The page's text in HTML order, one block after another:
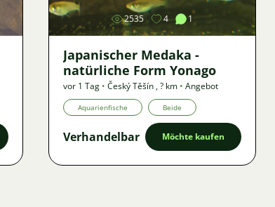
2535 4 1
Japanischer Medaka -
natürliche Form Yonago
vor 1 Tag • Český Těšín ,? km • Angebot
Aquarienfische Beide
Verhandelbar Möchte kaufen